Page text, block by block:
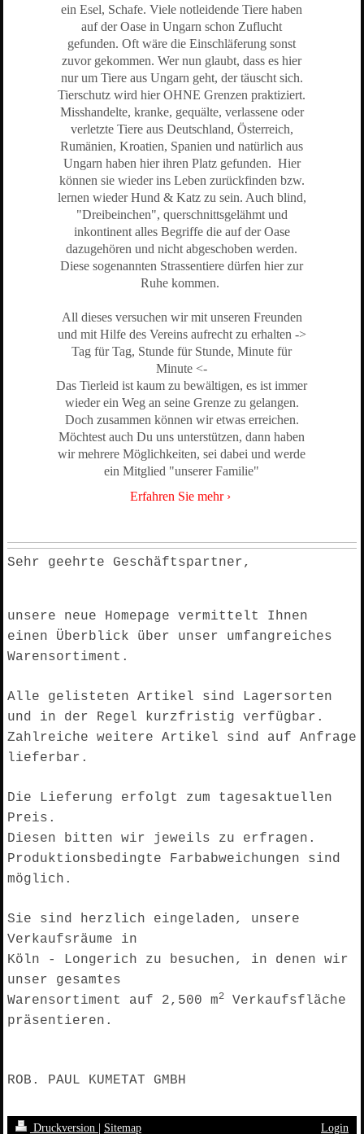
ein Esel, Schafe. Viele notleidende Tiere haben
auf der Oase in Ungarn schon Zuflucht
gefunden. Oft wäre die Einschläferung sonst
zuvor gekommen. Wer nun glaubt, dass es hier
nur um Tiere aus Ungarn geht, der täuscht sich.
Tierschutz wird hier OHNE Grenzen praktiziert.
Misshandelte, kranke, gequälte, verlassene oder
verletzte Tiere aus Deutschland, Österreich,
Rumänien, Kroatien, Spanien und natürlich aus
Ungarn haben hier ihren Platz gefunden. Hier
können sie wieder ins Leben zurückfinden bzw.
lernen wieder Hund & Katz zu sein. Auch blind,
"Dreibeinchen", querschnittsgelähmt und
inkontinent alles Begriffe die auf der Oase
dazugehören und nicht abgeschoben werden.
Diese sogenannten Strassentiere dürfen hier zur
Ruhe kommen.
All dieses versuchen wir mit unseren Freunden
und mit Hilfe des Vereins aufrecht zu erhalten ->
Tag für Tag, Stunde für Stunde, Minute für
Minute <-
Das Tierleid ist kaum zu bewältigen, es ist immer
wieder ein Weg an seine Grenze zu gelangen.
Doch zusammen können wir etwas erreichen.
Möchtest auch Du uns unterstützen, dann haben
wir mehrere Möglichkeiten, sei dabei und werde
ein Mitglied "unserer Familie"
Erfahren Sie mehr
Sehr geehrte Geschäftspartner,
unsere neue Homepage vermittelt Ihnen
einen Überblick über unser umfangreiches
Warensortiment.
Alle gelisteten Artikel sind Lagersorten
und in der Regel kurzfristig verfügbar.
Zahlreiche weitere Artikel sind auf Anfrage
lieferbar.
Die Lieferung erfolgt zum tagesaktuellen
Preis.
Diesen bitten wir jeweils zu erfragen.
Produktionsbedingte Farbabweichungen sind
möglich.
Sie sind herzlich eingeladen, unsere
Verkaufsräume in
Köln - Longerich zu besuchen, in denen wir
unser gesamtes
Warensortiment auf 2,500 m2Verkaufsfläche
präsentieren.
ROB. PAUL KUMETAT GMBH
Druckversion | Sitemap Login